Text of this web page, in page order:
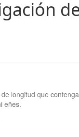
longitud que
eñes.